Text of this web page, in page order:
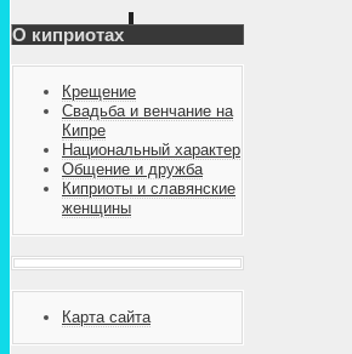
О киприотах
Крещение
Свадьба и венчание на
Кипре
Национальный характер
Общение и дружба
Киприоты и славянские
женщины
Карта сайта